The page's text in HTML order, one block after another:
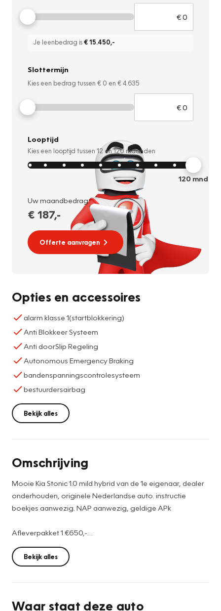
Je leenbedrag is€ 15.450,-
Slottermijn
Kies een bedrag tussen € 0 en € 4.635
Looptijd
Kies een looptijd tussen 12 en120 maanden
120mnd
Uw maandbedrag:
€ 187,-
Offerte aanvragen
Opties en accessoires
alarm klasse 1(startblokkering)
Anti Blokkeer Systeem
Anti doorSlip Regeling
Autonomous Emergency Braking
bandenspanningscontrolesysteem
bestuurdersairbag
Bekijk alles
Omschrijving
Mooie Kia Stonic 1.0 mild hybrid van de 1e eigenaar, dealer
onderhouden, originele Nederlandse auto. instructie
boekjes aanwezig. NAP aanwezig, geldige APk
Afleverpakket 1 €650,-
-Onderhoudsbeurt volgens interval fabrikant
-Airco servicebeurt
-6 maanden vakgarage Jan Kok garantie
Bekijk alles
Waar staat deze auto